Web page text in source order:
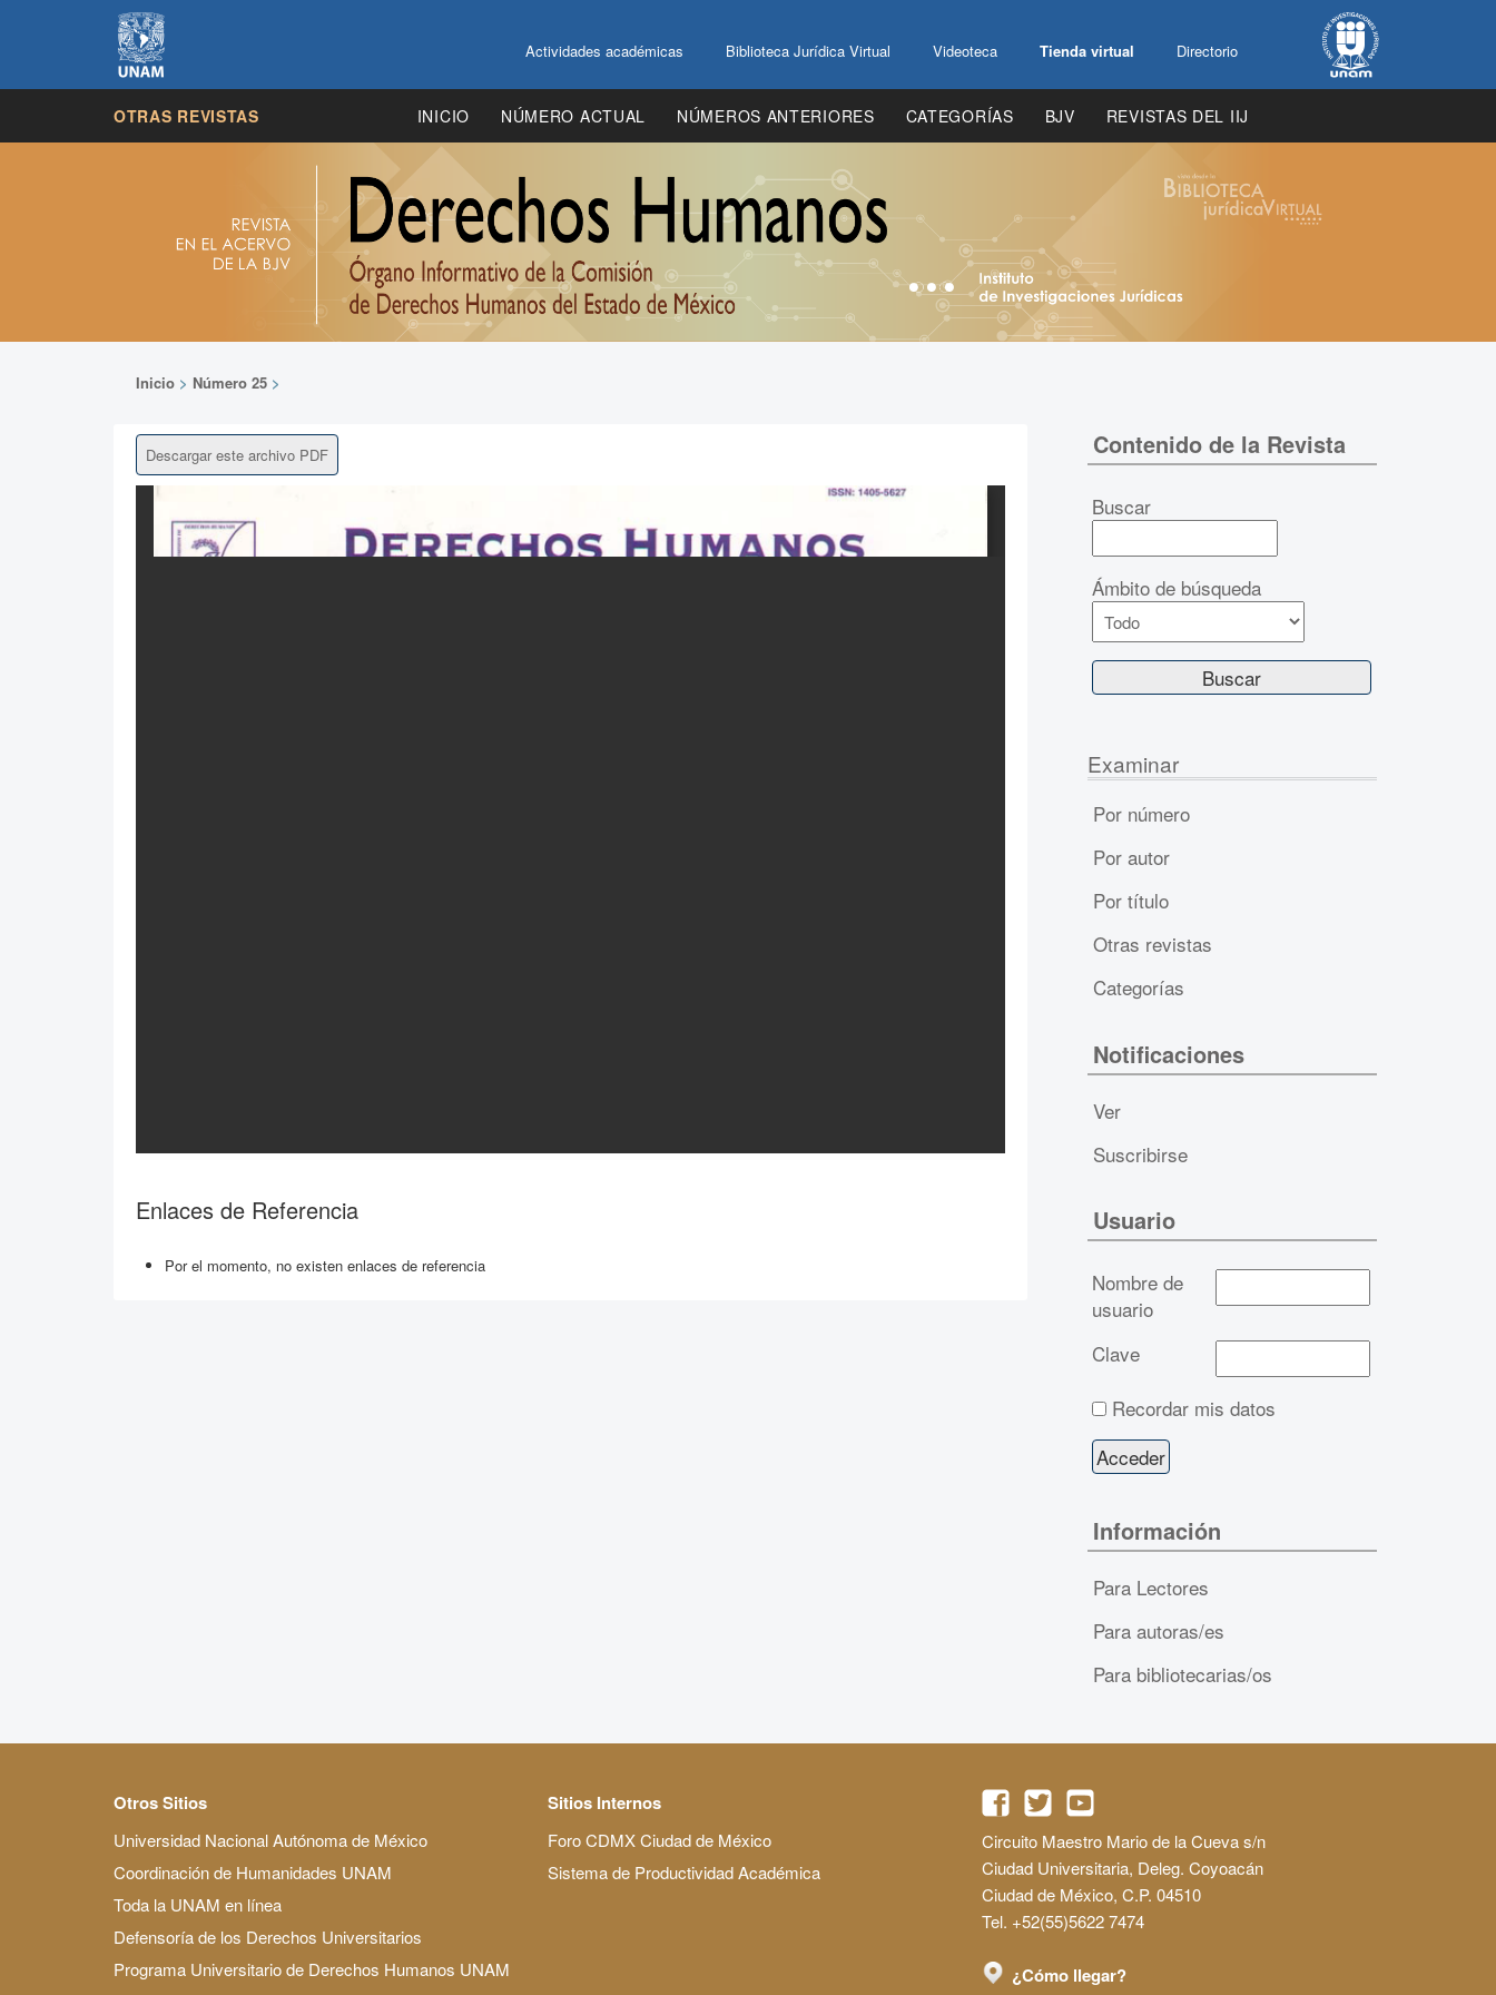
Actividades académicas Biblioteca Jurídica Virtual Videoteca Tienda virtual Directorio
OTRAS REVISTAS INICIO NÚMERO ACTUAL NÚMEROS ANTERIORES CATEGORÍAS BJV REVISTAS DEL IIJ
Inicio > Número 25 >
Descargar este archivo PDF
Enlaces de Referencia
Por el momento, no existen enlaces de referencia
Contenido de la Revista
Buscar
Ámbito de búsqueda
Examinar
Por número
Por autor
Por título
Otras revistas
Categorías
Notificaciones
Ver
Suscribirse
Usuario
Nombre de
usuario
Clave
Recordar mis datos
Información
Para Lectores
Para autoras/es
Para bibliotecarias/os
Otros Sitios
Universidad Nacional Autónoma de México
Coordinación de Humanidades UNAM
Toda la UNAM en línea
Defensoría de los Derechos Universitarios
Programa Universitario de Derechos Humanos UNAM
Sitios Internos
Foro CDMX Ciudad de México
Sistema de Productividad Académica
Circuito Maestro Mario de la Cueva s/n
Ciudad Universitaria, Deleg. Coyoacán
Ciudad de México, C.P. 04510
Tel. +52(55)5622 7474
¿Cómo llegar?